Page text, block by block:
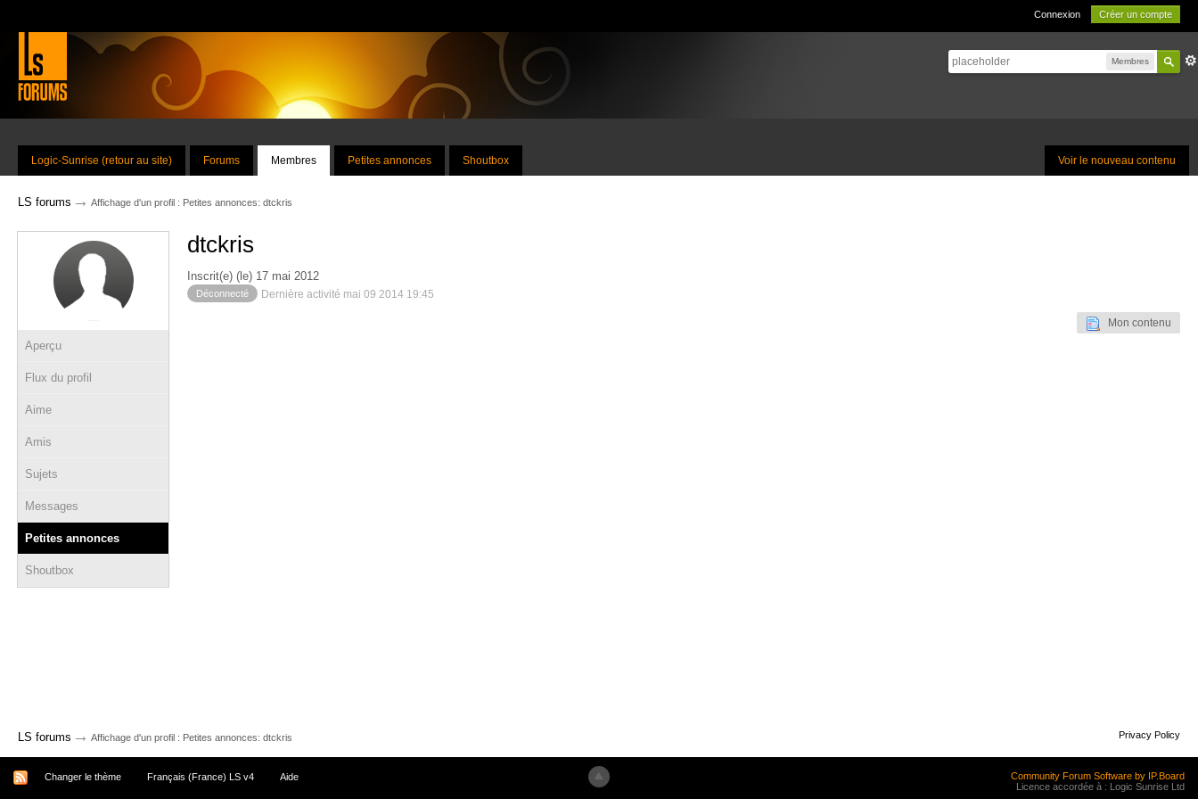
Connexion Créer un compte
Membres
Voir le nouveau contenu
Logic-Sunrise (retour au site) Forums Membres Petites annonces Shoutbox
LS forums → Affichage d'un profil : Petites annonces: dtckris
Aperçu
Flux du profil
Aime
Amis
Sujets
Messages
Petites annonces
Shoutbox
dtckris
Inscrit(e) (le) 17 mai 2012
Déconnecté Dernière activité mai 09 2014 19:45
Mon contenu
LS forums → Affichage d'un profil : Petites annonces: dtckris Privacy Policy
Changer le thème Français (France) LS v4 Aide
Community Forum Software by IP.Board
Licence accordée à : Logic Sunrise Ltd